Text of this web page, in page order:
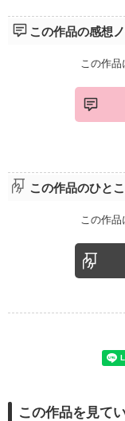
この作品の感想
この作品
この作品のひと
この作品
この作品を見て